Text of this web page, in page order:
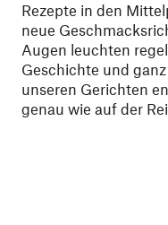
Rezepte in den
neue
Augen leuchten
Geschichte und
unseren Gerichten
genau wie auf der